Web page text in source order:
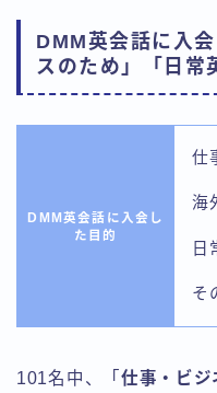
DMM英会話に入
スのため」「日常
DMM英会話に入会し
た目的
仕
海
日
そ
101名中、「 仕事・ビジ